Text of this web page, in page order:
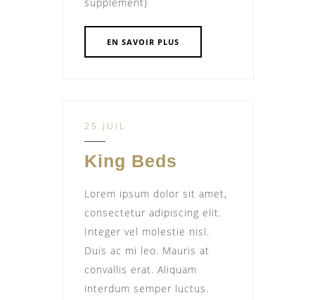
EN SAVOIR PLUS
25 JUIL
King Beds
Lorem ipsum dolor sit amet,
consectetur adipiscing elit.
Integer vel molestie nisl.
Duis ac mi leo. Mauris at
convallis erat. Aliquam
interdum semper luctus.